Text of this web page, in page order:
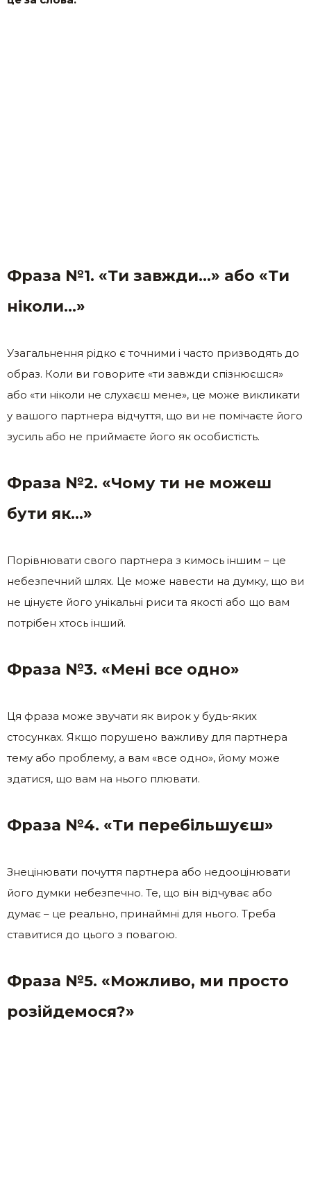
Фраза №1. «Ти завжди…» або «Ти
ніколи…»
Узагальнення рідко є точними і часто призводять до
образ. Коли ви говорите «ти завжди спізнюєшся»
або «ти ніколи не слухаєш мене», це може викликати
у вашого партнера відчуття, що ви не помічаєте його
зусиль або не приймаєте його як особистість.
Фраза №2. «Чому ти не можеш
бути як…»
Порівнювати свого партнера з кимось іншим – це
небезпечний шлях. Це може навести на думку, що ви
не цінуєте його унікальні риси та якості або що вам
потрібен хтось інший.
Фраза №3. «Мені все одно»
Ця фраза може звучати як вирок у будь-яких
стосунках. Якщо порушено важливу для партнера
тему або проблему, а вам «все одно», йому може
здатися, що вам на нього плювати.
Фраза №4. «Ти перебільшуєш»
Знецінювати почуття партнера або недооцінювати
його думки небезпечно. Те, що він відчуває або
думає – це реально, принаймні для нього. Треба
ставитися до цього з повагою.
Фраза №5. «Можливо, ми просто
розійдемося?»